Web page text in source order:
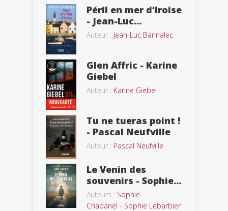
Péril en mer d’Iroise
- Jean-Luc...
Auteur : Jean-Luc Bannalec
Glen Affric - Karine
Giebel
Auteur : Karine Giebel
Tu ne tueras point !
- Pascal Neufville
Auteur : Pascal Neufville
Le Venin des
souvenirs - Sophie...
Auteurs : Sophie
Chabanel - Sophie Lebarbier